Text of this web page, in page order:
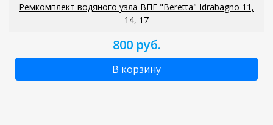
Ремкомплект водяного узла ВПГ "Beretta" Idrabagno 11,
14, 17
800 руб.
В корзину